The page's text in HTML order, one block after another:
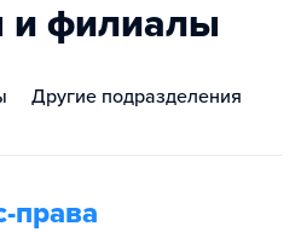
и филиалы
Другие подразделения
права